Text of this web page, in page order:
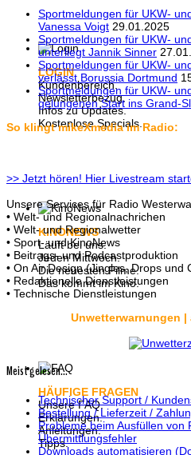
LOGIN
Kundenbereich.
Newsletterbezug.
Infos zu Updates.
Kostenlose Specials.
KINONEWS
Läuft bei uns:
Jeden Mittwoch.
Die neuesten Filme.
Das kommt im Kino.
HÄUFIGE FRAGEN
Unsere FAQ.
Erklärungen.
Anleitungen.
Tipps.
Sportmeldungen für UKW-
Vanessa Voigt 29.01.2025
Sportmeldungen für UKW-
unterliegt Jannik Sinner
Sportmeldungen für UKW-
verlässt Borussia Dortmund
Sportmeldungen für UKW-
gelungenen Start ins Grand-
So klingt mikeXmedia im Radio:
>> Jetzt hören! Hier Livestream
Unsere Services für Radio
• Welt- und Regionalnachrichen
• Welt- und Regionalwetter
• Sport- und KinoNews
• Beitrags- und Podcastproduktion
• On Air Design (Jingles, Drops und
• Redaktionelle Dienstleistungen
• Technische Dienstleistungen
Unwetterwarnungen |
Meist gelesen...
Technischer Support /
Bestellung / Lieferzeit /
Probleme beim Ausfüllen von
Übermittlungsfehler
Downloads automatisieren